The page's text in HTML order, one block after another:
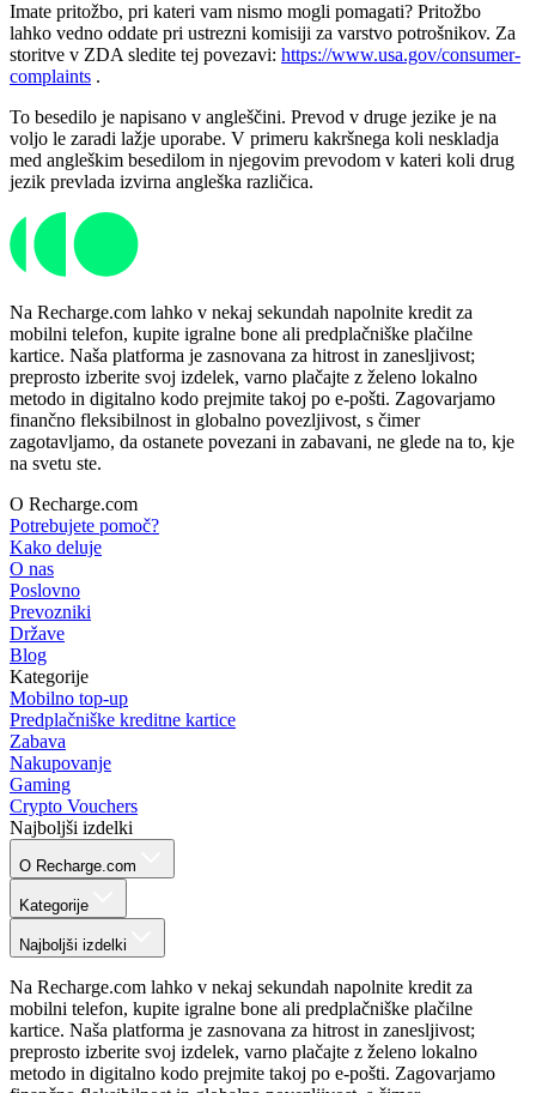
Imate pritožbo, pri kateri vam nismo mogli pomagati? Pritožbo
lahko vedno oddate pri ustrezni komisiji za varstvo potrošnikov. Za
storitve v ZDA sledite tej povezavi: https://www.usa.gov/consumer-
complaints .
To besedilo je napisano v angleščini. Prevod v druge jezike je na
voljo le zaradi lažje uporabe. V primeru kakršnega koli neskladja
med angleškim besedilom in njegovim prevodom v kateri koli drug
jezik prevlada izvirna angleška različica.
Na Recharge.com lahko v nekaj sekundah napolnite kredit za
mobilni telefon, kupite igralne bone ali predplačniške plačilne
kartice. Naša platforma je zasnovana za hitrost in zanesljivost;
preprosto izberite svoj izdelek, varno plačajte z želeno lokalno
metodo in digitalno kodo prejmite takoj po e-pošti. Zagovarjamo
finančno fleksibilnost in globalno povezljivost, s čimer
zagotavljamo, da ostanete povezani in zabavani, ne glede na to, kje
na svetu ste.
O Recharge.com
Potrebujete pomoč?
Kako deluje
O nas
Poslovno
Prevozniki
Države
Blog
Kategorije
Mobilno top-up
Predplačniške kreditne kartice
Zabava
Nakupovanje
Gaming
Crypto Vouchers
Najboljši izdelki
O Recharge.com
Kategorije
Najboljši izdelki
Na Recharge.com lahko v nekaj sekundah napolnite kredit za
mobilni telefon, kupite igralne bone ali predplačniške plačilne
kartice. Naša platforma je zasnovana za hitrost in zanesljivost;
preprosto izberite svoj izdelek, varno plačajte z želeno lokalno
metodo in digitalno kodo prejmite takoj po e-pošti. Zagovarjamo